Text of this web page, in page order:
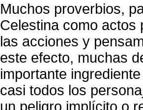
Muchos proverbios,
Celestina como actos
las acciones y
este efecto, muchas
importante
casi todos los
un peligro implícito o